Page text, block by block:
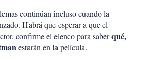
continúan incluso cuando la
Habrá que esperar a que el
confirme el elenco para saberqué,
estarán en la película.